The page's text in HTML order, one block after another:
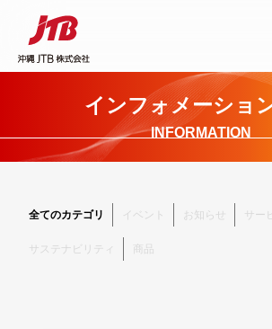
インフォメーショ
INFORMATION
全てのカテゴリ イベント お知らせ サー
サステナビリティ 商品